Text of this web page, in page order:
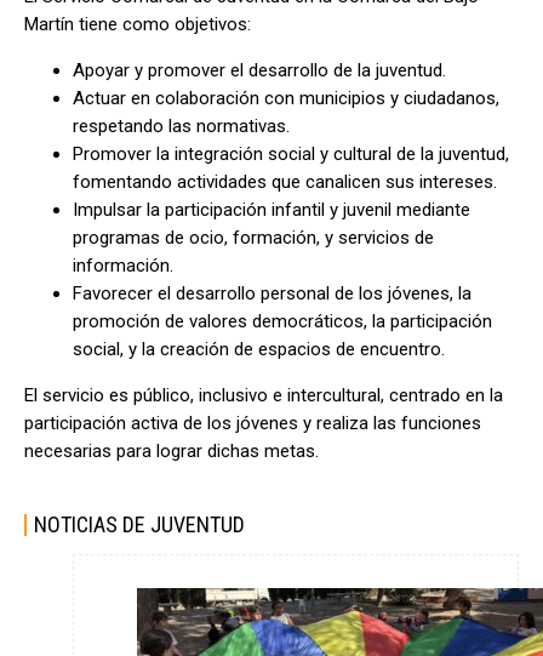
Martín tiene como objetivos:
Apoyar y promover el desarrollo de la juventud.
Actuar en colaboración con municipios y ciudadanos,
respetando las normativas.
Promover la integración social y cultural de la juventud,
fomentando actividades que canalicen sus intereses.
Impulsar la participación infantil y juvenil mediante
programas de ocio, formación, y servicios de
información.
Favorecer el desarrollo personal de los jóvenes, la
promoción de valores democráticos, la participación
social, y la creación de espacios de encuentro.
El servicio es público, inclusivo e intercultural, centrado en la
participación activa de los jóvenes y realiza las funciones
necesarias para lograr dichas metas.
NOTICIAS DE JUVENTUD